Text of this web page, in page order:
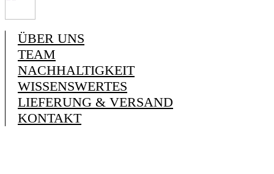
ÜBER UNS
TEAM
NACHHALTIGKEIT
WISSENSWERTES
LIEFERUNG & VERSAND
KONTAKT